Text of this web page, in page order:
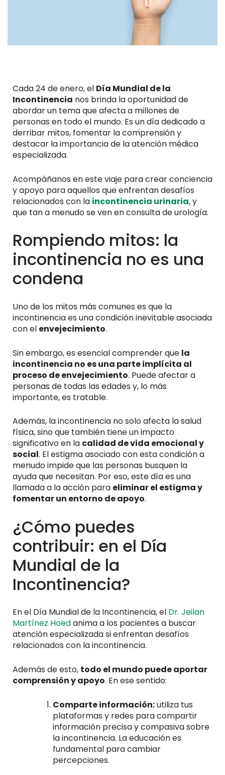
Cada 24 de enero, el Día Mundial de la
Incontinencia nos brinda la oportunidad de
abordar un tema que afecta a millones de
personas en todo el mundo. Es un día dedicado a
derribar mitos, fomentar la comprensión y
destacar la importancia de la atención médica
especializada.
Acompáñanos en este viaje para crear conciencia
y apoyo para aquellos que enfrentan desafíos
relacionados con la incontinencia urinaria, y
que tan a menudo se ven en consulta de urología.
Rompiendo mitos: la
incontinencia no es una
condena
Uno de los mitos más comunes es que la
incontinencia es una condición inevitable asociada
con el envejecimiento.
Sin embargo, es esencial comprender que la
incontinencia no es una parte implícita al
proceso de envejecimiento. Puede afectar a
personas de todas las edades y, lo más
importante, es tratable.
Además, la incontinencia no solo afecta la salud
física, sino que también tiene un impacto
significativo en la calidad de vida emocional y
social. El estigma asociado con esta condición a
menudo impide que las personas busquen la
ayuda que necesitan. Por eso, este día es una
llamada a la acción para eliminar el estigma y
fomentar un entorno de apoyo.
¿Cómo puedes
contribuir: en el Día
Mundial de la
Incontinencia?
En el Día Mundial de la Incontinencia, el Dr. Jeilan
Martínez Hoedanima a los pacientes a buscar
atención especializada si enfrentan desafíos
relacionados con la incontinencia.
Además de esto, todo el mundo puede aportar
comprensión y apoyo. En ese sentido:
Comparte información:utiliza tus
plataformas y redes para compartir
información precisa y compasiva sobre
la incontinencia. La educación es
fundamental para cambiar
percepciones.